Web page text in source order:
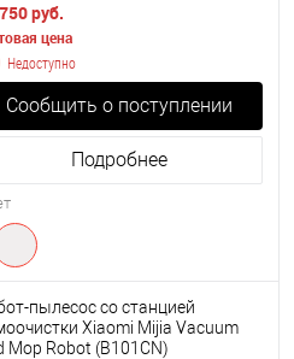
руб.
цена
Недоступно
Сообщить о поступлении
Подробнее
пылесос со станцией
Xiaomi Mijia Vacuum
Mop Robot (B101CN)